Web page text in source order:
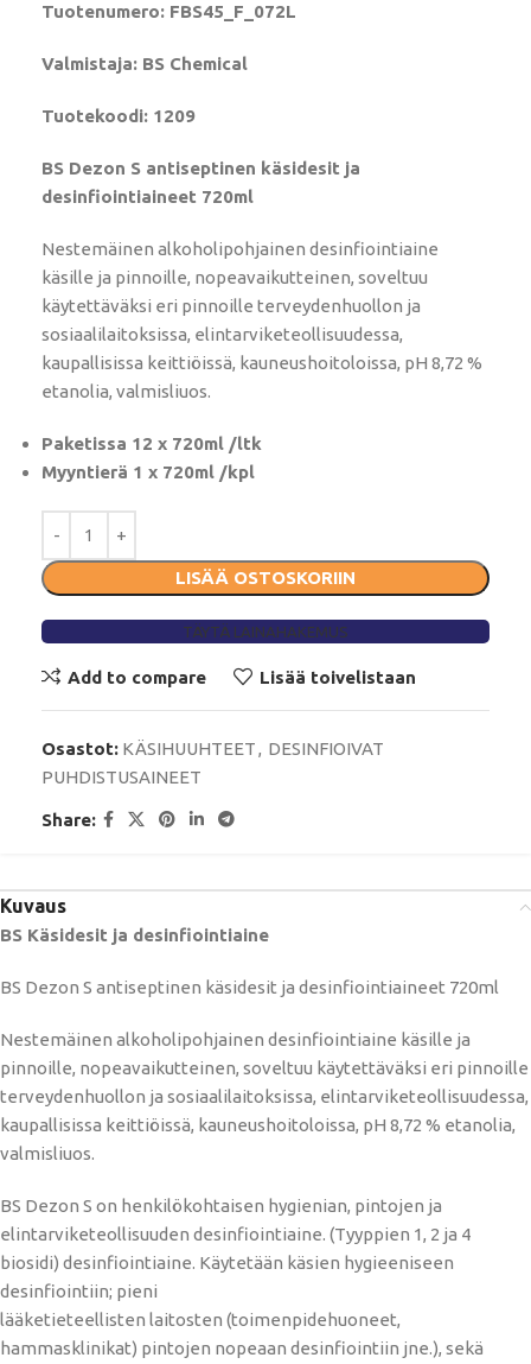
Tuotenumero: FBS45_F_072L
Valmistaja: BS Chemical
Tuotekoodi: 1209
BS Dezon S antiseptinen käsidesit ja
desinfiointiaineet 720ml
Nestemäinen alkoholipohjainen desinfiointiaine
käsille ja pinnoille, nopeavaikutteinen, soveltuu
käytettäväksi eri pinnoille terveydenhuollon ja
sosiaalilaitoksissa, elintarviketeollisuudessa,
kaupallisissa keittiöissä, kauneushoitoloissa, pH 8,72 %
etanolia, valmisliuos.
Paketissa 12 x 720ml /ltk
Myyntierä 1 x 720ml /kpl
LISÄÄ OSTOSKORIIN
TÄYTÄ LAINAHAKEMUS
Add to compare Lisää toivelistaan
Osastot: KÄSIHUUHTEET, DESINFIOIVAT
PUHDISTUSAINEET
Share:
Kuvaus
BS Käsidesit ja desinfiointiaine
BS Dezon S antiseptinen käsidesit ja desinfiointiaineet 720ml
Nestemäinen alkoholipohjainen desinfiointiaine käsille ja
pinnoille, nopeavaikutteinen, soveltuu käytettäväksi eri pinnoille
terveydenhuollon ja sosiaalilaitoksissa, elintarviketeollisuudessa,
kaupallisissa keittiöissä, kauneushoitoloissa, pH 8,72 % etanolia,
valmisliuos.
BS Dezon S on henkilökohtaisen hygienian, pintojen ja
elintarviketeollisuuden desinfiointiaine. (Tyyppien 1, 2 ja 4
biosidi) desinfiointiaine. Käytetään käsien hygieeniseen
desinfiointiin; pieni
lääketieteellisten laitosten (toimenpidehuoneet,
hammasklinikat) pintojen nopeaan desinfiointiin jne.), sekä